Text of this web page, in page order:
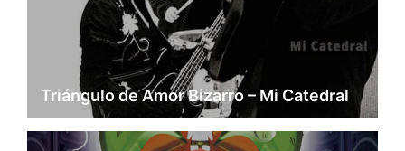
Triángulo de Amor Bizarro – Mi Catedral